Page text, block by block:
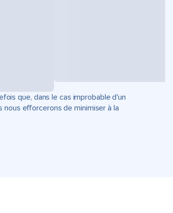
que, dans le cas improbable d'un
efforcerons de minimiser à la